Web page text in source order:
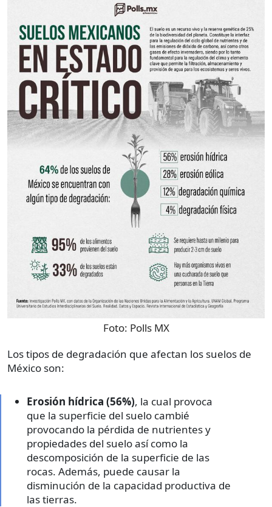
Foto: Polls MX
Los tipos de degradación que afectan los suelos de
México son:
Erosión hídrica (56%), la cual provoca
que la superficie del suelo cambié
provocando la pérdida de nutrientes y
propiedades del suelo así como la
descomposición de la superficie de las
rocas. Además, puede causar la
disminución de la capacidad productiva de
las tierras.